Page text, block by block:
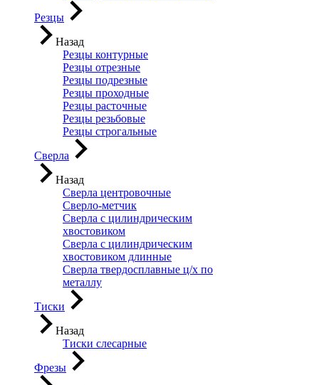
Резцы
Назад
Резцы контурные
Резцы отрезные
Резцы подрезные
Резцы проходные
Резцы расточные
Резцы резьбовые
Резцы строгальные
Сверла
Назад
Сверла центровочные
Сверло-метчик
Сверла с цилиндрическим
хвостовиком
Сверла с цилиндрическим
хвостовиком длинные
Сверла твердосплавные ц/х по
металлу
Тиски
Назад
Тиски слесарные
Фрезы